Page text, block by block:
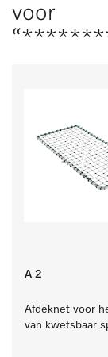
voor
A 2
Afdeknet voor
van kwetsbaar